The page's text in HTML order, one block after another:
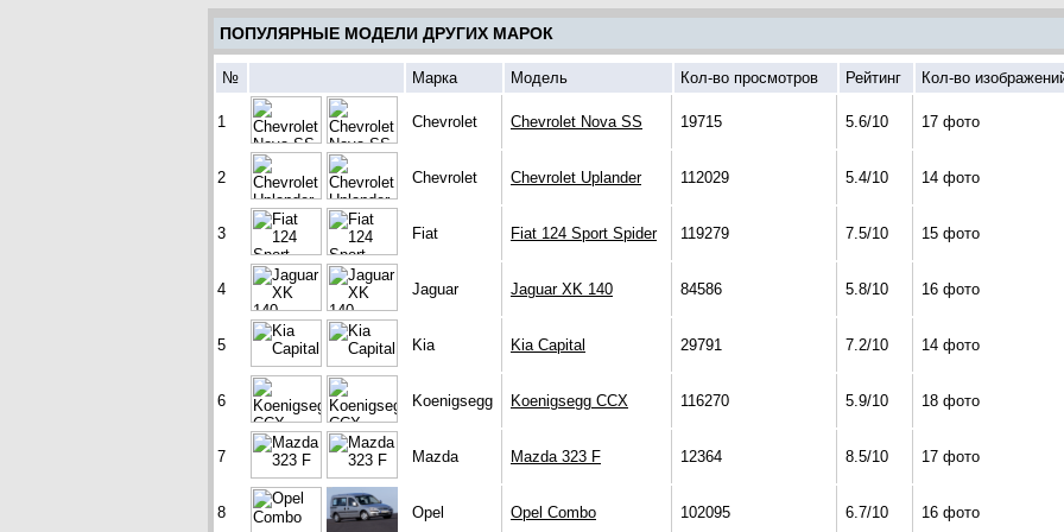
ПОПУЛЯРНЫЕ МОДЕЛИ ДРУГИХ МАРОК
№ Марка Модель Кол-во просмотров Рейтинг Кол-во
1 Chevrolet Chevrolet Nova SS 19715 5.6/10 17 фото
2 Chevrolet Chevrolet Uplander 112029 5.4/10 14 фото
3 Fiat Fiat 124 Sport Spider 119279 7.5/10 15 фото
4 Jaguar Jaguar XK 140 84586 5.8/10 16 фото
5 Kia Kia Capital 29791 7.2/10 14 фото
6 Koenigsegg Koenigsegg CCX 116270 5.9/10 18 фото
7 Mazda Mazda 323 F 12364 8.5/10 17 фото
8 Opel Opel Combo 102095 6.7/10 16 фото